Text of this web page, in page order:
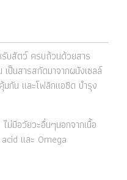
บสัตว์ ครบถ้วนด้วยสาร
ป็นสารสกัดมาจากผนังเซลล์
กัน และโฟลิกแอซิด บำรุง
มีอวัยวะอื่นๆนอกจากเนื้อ
และ Omega